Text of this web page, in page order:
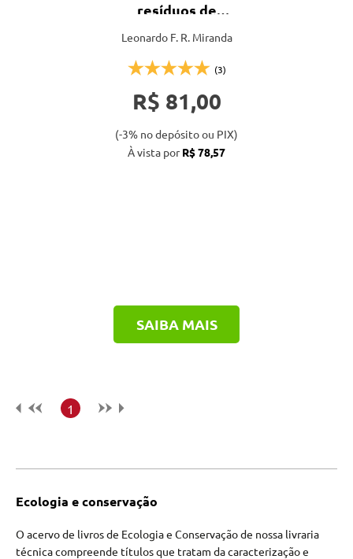
resíduos de
construção e
demolição
Leonardo F. R. Miranda
(3)
R$ 81,00
(-3% no depósito ou PIX)
À vista porR$ 78,57
SAIBA MAIS
1
Ecologia e conservação
O acervo de livros de Ecologia e Conservação de nossa livraria
técnica compreende títulos que tratam da caracterização e